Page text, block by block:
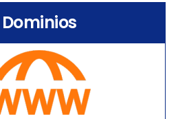
Dominios